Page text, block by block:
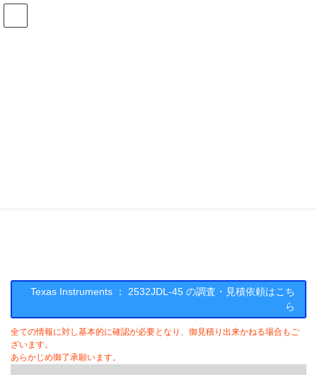
コ
ナ
Texas Instruments ： 2532JDL-45 の調査・見積依頼はこち
ら
全ての情報に対し基本的に確認が必要となり、御見積り出来かねる場合もご
ざいます。
あらかじめ御了承願います。